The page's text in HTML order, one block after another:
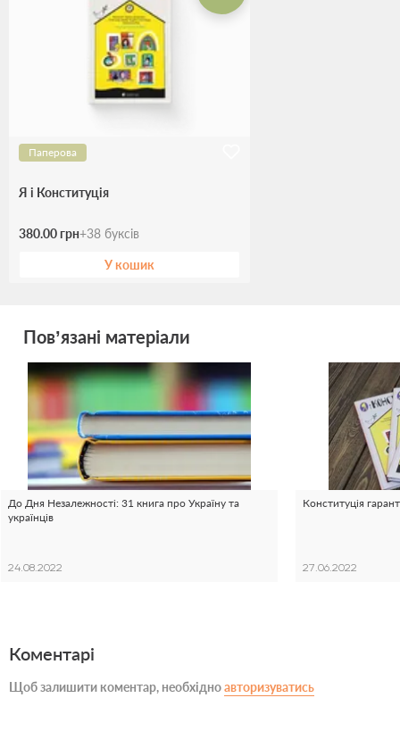
Паперова
Я і Конституція
380.00 грн+38 буксів
У кошик
Пов’язані матеріали
До Дня Незалежності: 31 книга про Україну та
українців
24.08.2022
Конституція
27.06.2022
Коментарі
Щоб залишити коментар, необхідноавторизуватись